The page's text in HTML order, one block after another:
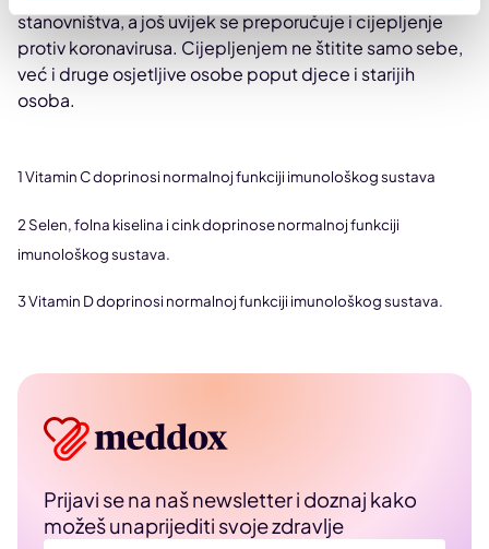
stanovništva, a još uvijek se preporučuje i cijepljenje
protiv koronavirusa. Cijepljenjem ne štitite samo sebe,
već i druge osjetljive osobe poput djece i starijih
osoba.
1 Vitamin C doprinosi normalnoj funkciji imunološkog sustava
2 Selen, folna kiselina i cink doprinose normalnoj funkciji
imunološkog sustava.
3 Vitamin D doprinosi normalnoj funkciji imunološkog sustava.
Prijavi se na naš newsletter i doznaj kako
možeš unaprijediti svoje zdravlje